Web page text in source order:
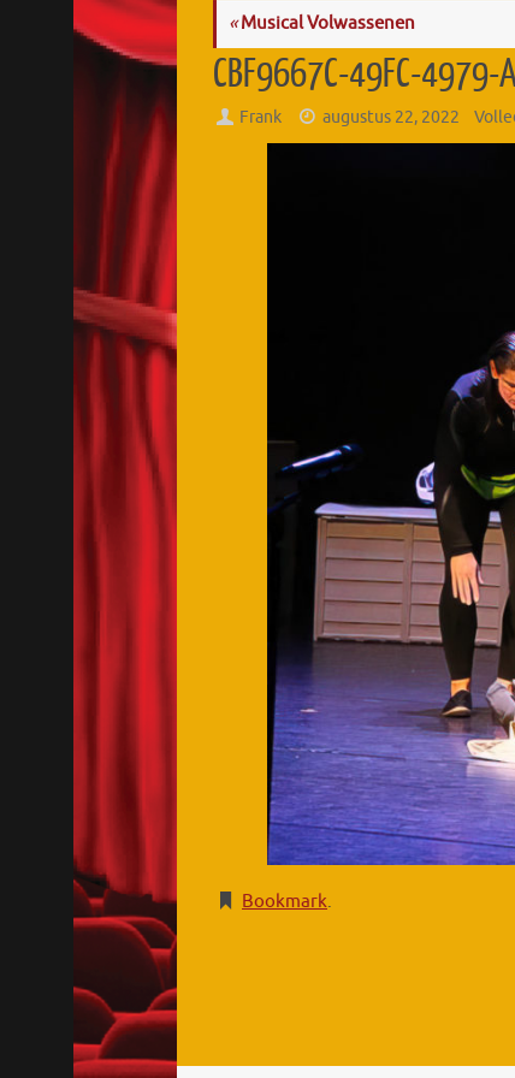
«Musical Volwassenen
CBF9667C-49FC-
Frank augustus 22, 2022
Bookmark.